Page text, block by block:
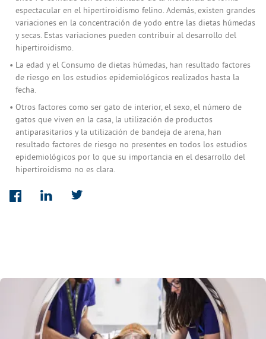
espectacular en el hipertiroidismo felino. Además, existen grandes
variaciones en la concentración de yodo entre las dietas húmedas
y secas. Estas variaciones pueden contribuir al desarrollo del
hipertiroidismo.
La edad y el Consumo de dietas húmedas, han resultado factores
de riesgo en los estudios epidemiológicos realizados hasta la
fecha.
Otros factores como ser gato de interior, el sexo, el número de
gatos que viven en la casa, la utilización de productos
antiparasitarios y la utilización de bandeja de arena, han
resultado factores de riesgo no presentes en todos los estudios
epidemiológicos por lo que su importancia en el desarrollo del
hipertiroidismo no es clara.